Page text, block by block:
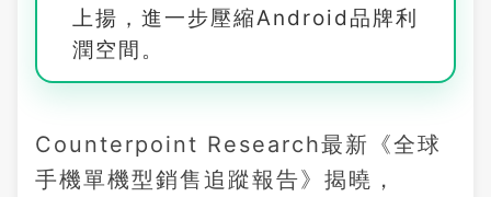
上揚，進一步壓縮Android品牌利
潤空間。
Counterpoint Research最新《全球
手機單機型銷售追蹤報告》揭曉，